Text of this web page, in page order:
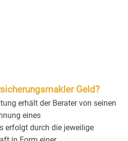
Geld?
erhält der Berater von seinen
eines
erfolgt durch die jeweilige